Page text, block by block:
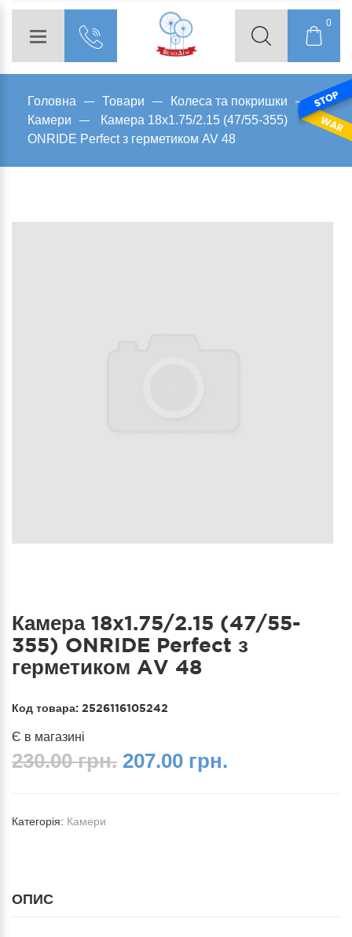
0
Головна Товари
Колеса та покришки
Камери
Камера 18x1.75/2.15 (47/55-355)
ONRIDE Perfect з герметиком AV 48
Камера 18x1.75/2.15 (47/55-
355) ONRIDE Perfect з
герметиком AV 48
Код товара: 2526116105242
Є в магазині
230.00 грн. 207.00 грн.
Категорія: Камери
ОПИС